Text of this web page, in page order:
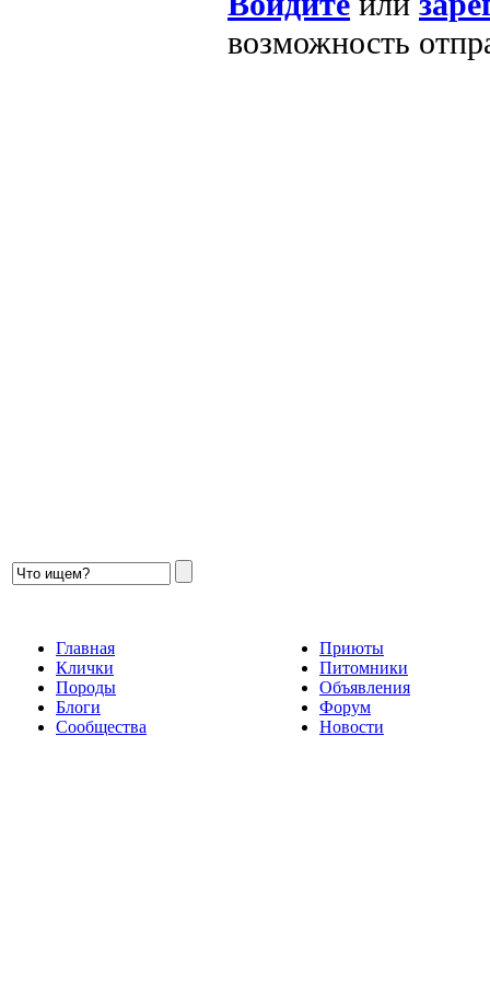
возможность
Главная
Клички
Породы
Блоги
Сообщества
Приюты
Питомники
Объявления
Форум
Новости